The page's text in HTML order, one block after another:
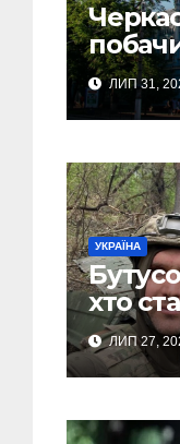
таЛИП 31,
УКРАЇНА
хто
не
ЛИП 27,